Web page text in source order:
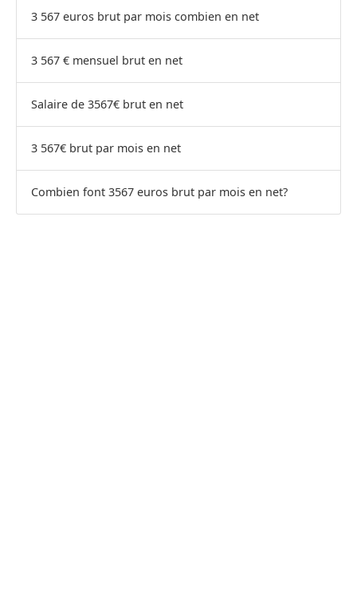
3 567 euros brut par mois combien en net
3 567 € mensuel brut en net
Salaire de 3567€ brut en net
3 567€ brut par mois en net
Combien font 3567 euros brut par mois en net?